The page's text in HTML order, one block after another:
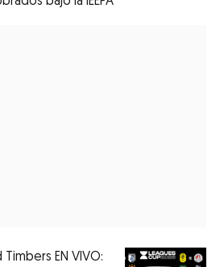
EN VIVO: